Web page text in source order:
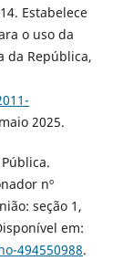
Estabelece
o uso da
da República,
2025.
nº
seção 1,
em:
494550988.